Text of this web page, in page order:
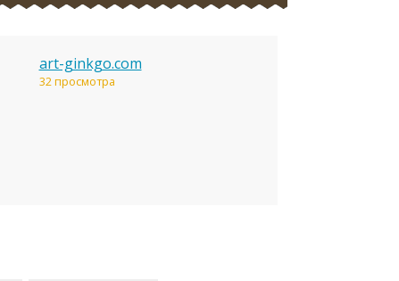
art-ginkgo.com
32 просмотра